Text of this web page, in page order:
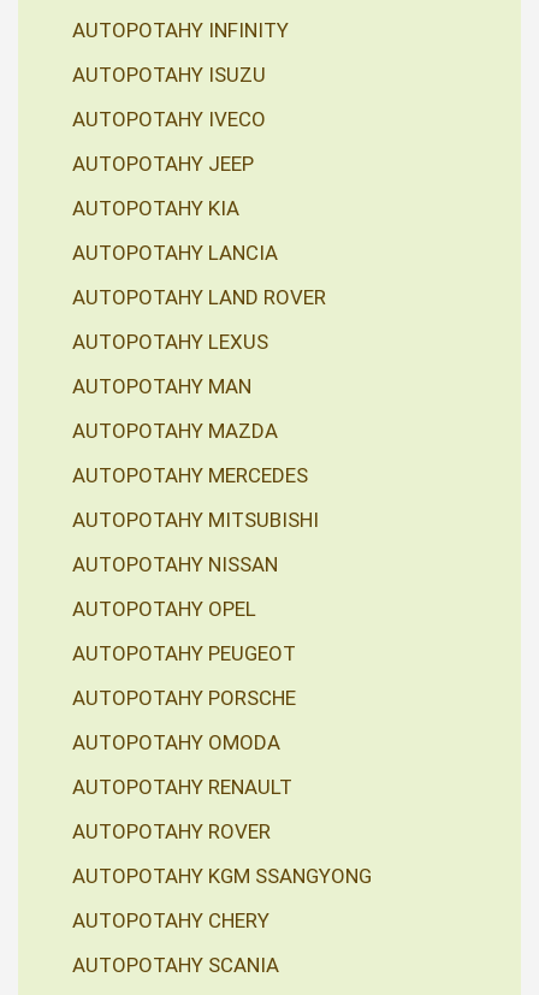
AUTOPOTAHY INFINITY
AUTOPOTAHY ISUZU
AUTOPOTAHY IVECO
AUTOPOTAHY JEEP
AUTOPOTAHY KIA
AUTOPOTAHY LANCIA
AUTOPOTAHY LAND ROVER
AUTOPOTAHY LEXUS
AUTOPOTAHY MAN
AUTOPOTAHY MAZDA
AUTOPOTAHY MERCEDES
AUTOPOTAHY MITSUBISHI
AUTOPOTAHY NISSAN
AUTOPOTAHY OPEL
AUTOPOTAHY PEUGEOT
AUTOPOTAHY PORSCHE
AUTOPOTAHY OMODA
AUTOPOTAHY RENAULT
AUTOPOTAHY ROVER
AUTOPOTAHY KGM SSANGYONG
AUTOPOTAHY CHERY
AUTOPOTAHY SCANIA